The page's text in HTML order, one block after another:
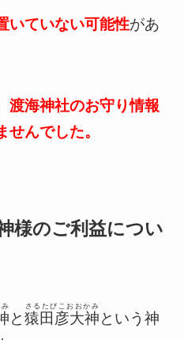
いていない可能性があ
渡海神社のお守り情報
んでした。
様のご利益につい
と猿田彦大神
さるたびこおおかみ
という神